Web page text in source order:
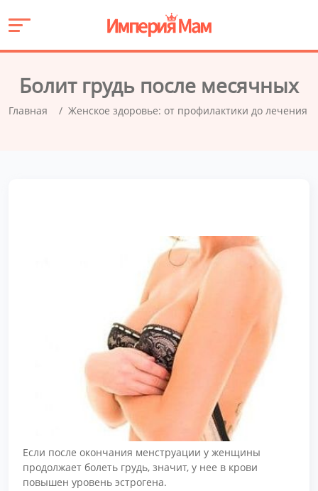
Болит грудь после месячных
Главная Женское здоровье: от профилактики до лечения
Если после окончания менструации у женщины
продолжает болеть грудь, значит, у нее в крови
повышен уровень эстрогена.